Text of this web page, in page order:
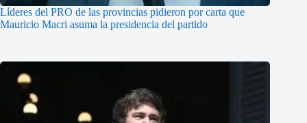
Líderes del PRO de las provincias pidieron por carta que
Mauricio Macri asuma la presidencia del partido